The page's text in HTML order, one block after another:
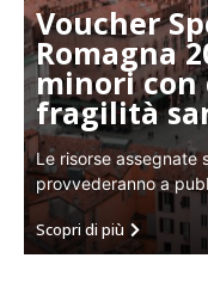
Voucher
Romagna
minori con
fragilità
Le risorse assegnate
provvederanno a
Scopri di più